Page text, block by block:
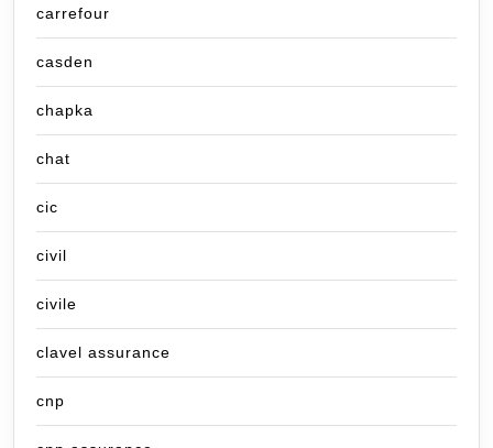
carrefour
casden
chapka
chat
cic
civil
civile
clavel assurance
cnp